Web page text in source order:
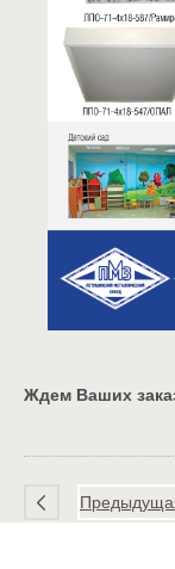
Ждем Ваших